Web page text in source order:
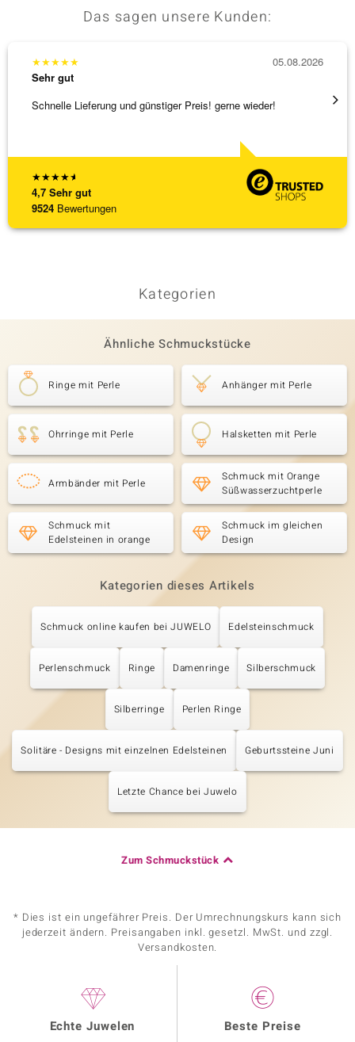
Das sagen unsere Kunden:
★★★★★
4,7 Sehr gut
9524 Bewertungen
★★★★★
Sehr gut
Schnelle Lieferung und günstiger Preis! gerne wieder!
05.08.2026
Ich
Kategorien
Ähnliche Schmuckstücke
Ringe mit Perle Anhänger mit Perle
Ohrringe mit Perle Halsketten mit Perle
Armbänder mit Perle
Schmuck mit Orange
Süßwasserzuchtperle
Schmuck mit
Edelsteinen in orange
Schmuck im gleichen
Design
Kategorien dieses Artikels
Schmuck online kaufen bei JUWELO Edelsteinschmuck
Perlenschmuck Ringe Damenringe Silberschmuck
Silberringe Perlen Ringe
Solitäre - Designs mit einzelnen Edelsteinen Geburtssteine Juni
Letzte Chance bei Juwelo
Zum Schmuckstück
* Dies ist ein ungefährer Preis. Der Umrechnungskurs kann sich
jederzeit ändern. Preisangaben inkl. gesetzl. MwSt. und zzgl.
Versandkosten.
Echte Juwelen Beste Preise